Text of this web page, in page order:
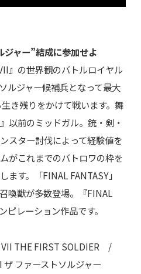
ジャー”結成に参加せよ
』の世界観のバトルロイヤル
ルジャー候補兵となって最大
き残りをかけて戦います。舞
以前のミッドガル。銃・剣・
スター討伐によって経験値を
がこれまでのバトロワの枠を
す。「FINAL FANTASY」
喚獣が多数登場。『FINAL
ピレーション作品です。
VII THE FIRST SOLDIER /
ファーストソルジャー